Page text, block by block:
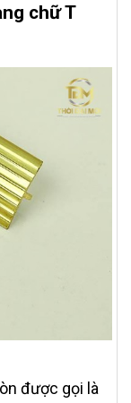
chữ T
được gọi là